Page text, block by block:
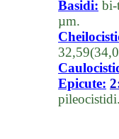
Basidi: bi-
µm.
Epicute: